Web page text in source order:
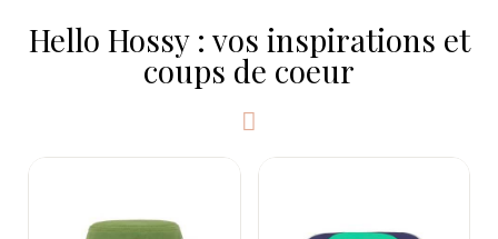
Hello Hossy : vos inspirations et
coups de coeur